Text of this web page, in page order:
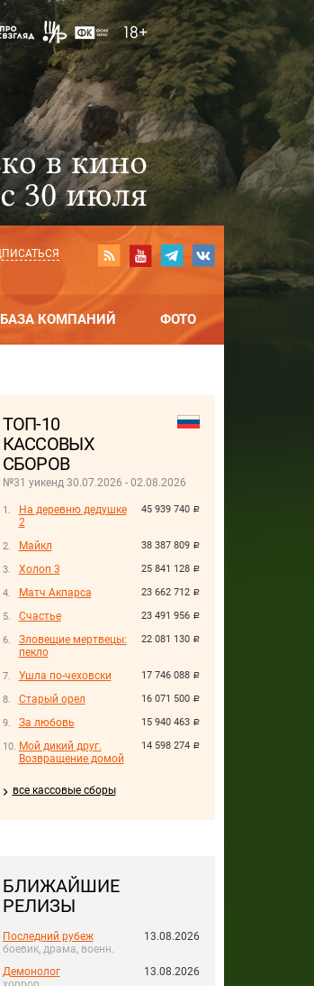
БАЗА КОМПАНИЙ ФОТО
ТОП-10
КАССОВЫХ
СБОРОВ
№31 уикенд 30.07.2026 - 02.08.2026
45 939 740 руб.
На деревню дедушке
2
38 387 809 руб.
Майкл
25 841 128 руб.
Холоп 3
23 662 712 руб.
Матч Акпарса
23 491 956 руб.
Счастье
22 081 130 руб.
Зловещие мертвецы:
пекло
17 746 088 руб.
Ушла по-чеховски
16 071 500 руб.
Старый орел
15 940 463 руб.
За любовь
14 598 274 руб.
Мой дикий друг.
Возвращение домой
все кассовые сборы
БЛИЖАЙШИЕ
РЕЛИЗЫ
Последний рубеж
боевик, драма, военн.
13.08.2026
Демонолог
13.08.2026